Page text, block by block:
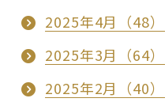
2025年4月（48）
2025年3月（64）
2025年2月（40）